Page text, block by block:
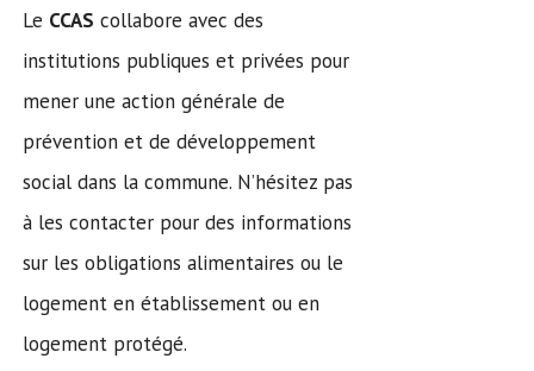
Le CCAS collabore avec des
institutions publiques et privées pour
mener une action générale de
prévention et de développement
social dans la commune. N’hésitez pas
à les contacter pour des informations
sur les obligations alimentaires ou le
logement en établissement ou en
logement protégé.